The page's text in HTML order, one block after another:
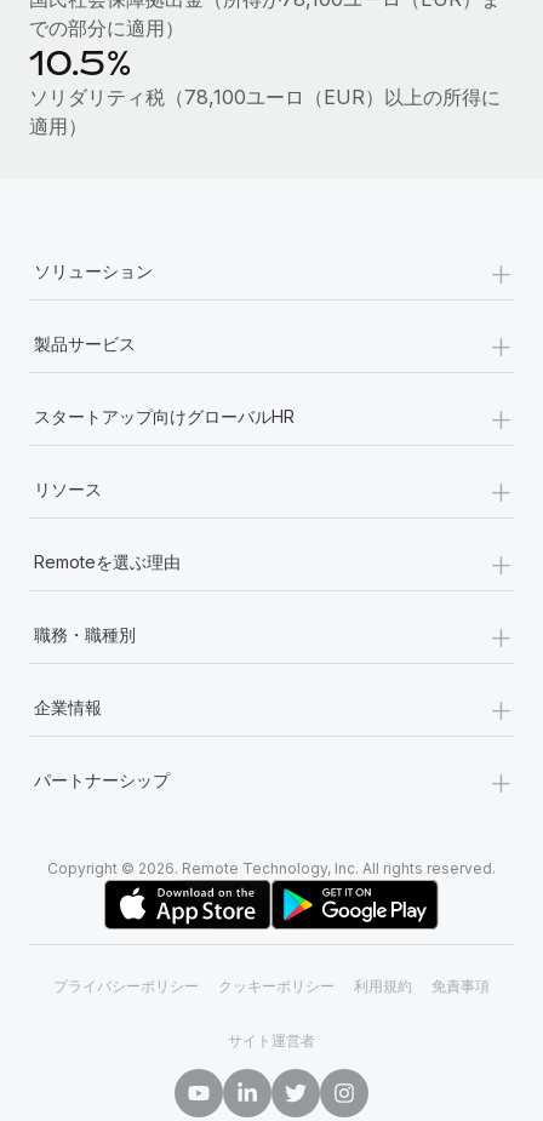
従業員の異動をスムーズに
福利厚生
従業員の福利厚生を簡単に管理
ブログを読む
ブログ
詳細を見る
給与詐欺：種類、事例、ビジネスを守る方法
給与, 賃金は詐欺の特に魅力的な標的です。多額の資金がシステ
ム間で頻繁に移動しているためです。このため、自社のビジネス
を保護することは極めて重要です。...
詳細を見る
での部分に適用）
10.5%
ソリダリティ税（78,100ユーロ（EUR）以上の所得に
適用）
ソリューション +
製品サービス +
スタートアップ向けグローバルHR +
リソース +
Remoteを選ぶ理由 +
職務・職種別 +
企業情報 +
パートナーシップ +
Copyright © 2026. Remote Technology, Inc. All rights reserved.
プライバシーポリシー クッキーポリシー 利用規約 免責事項
サイト運営者